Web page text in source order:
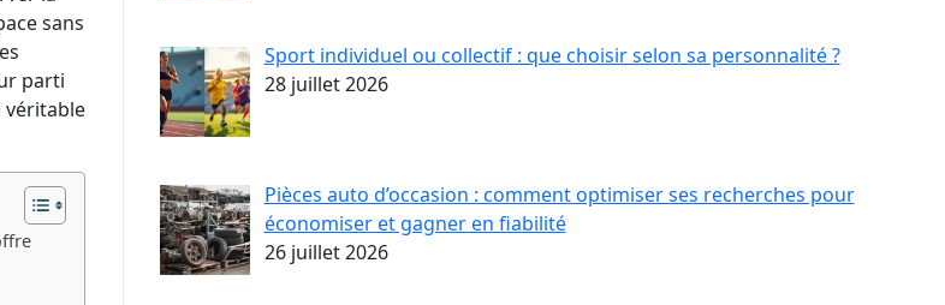
sans
parti
véritable
Sport individuel ou collectif : que choisir selon sa personnalité ?
28 juillet 2026
Pièces auto d’occasion : comment optimiser ses recherches pour
économiser et gagner en fiabilité
26 juillet 2026